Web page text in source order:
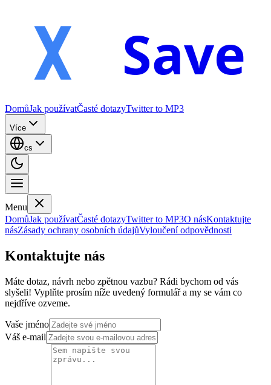
Save
DomůJak používatČasté dotazyTwitter to MP3
Více
cs
Menu
DomůJak používatČasté dotazyTwitter to MP3O násKontaktujte
násZásady ochrany osobních údajůVyloučení odpovědnosti
Kontaktujte nás
Máte dotaz, návrh nebo zpětnou vazbu? Rádi bychom od vás
slyšeli! Vyplňte prosím níže uvedený formulář a my se vám co
nejdříve ozveme.
Vaše jméno
Váš e-mail